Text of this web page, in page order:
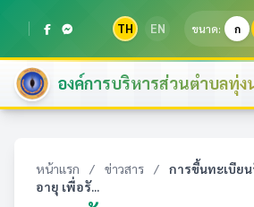
TH EN ขนาด: ก
องค์การบริหารส่วนตำบลทุ่ง
หน้าแรก / ข่าวสาร /
การขึ้นทะเบีย
อายุ เพื่อรั...